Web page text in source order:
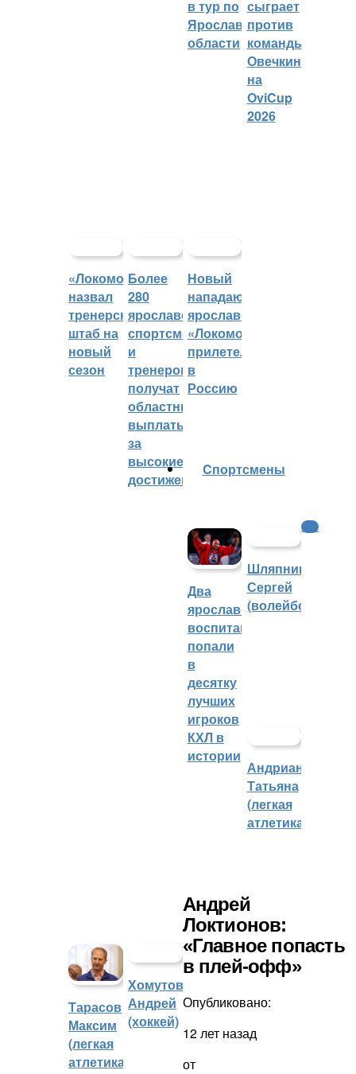
в тур по
Ярославской
области
сыграет
против
команды
Овечкина
на
OviCup
2026
«Локомотив»
назвал
тренерский
штаб на
новый
сезон
Более
280
ярославских
спортсменов
и
тренеров
получат
областные
выплаты
за
высокие
достижения
Новый
нападающий
ярославского
«Локомотива»
прилетел
в
Россию
Cпортсмены
Два
ярославских
воспитанника
попали
в
десятку
лучших
игроков
КХЛ в
истории
Шляпников
Сергей
(волейбол)
Андрианова
Татьяна
(легкая
атлетика)
Тарасов
Максим
(легкая
атлетика)
Хомутов
Андрей
(хоккей)
КХЛ
Андрей
Локтионов:
«Главное попасть
в плей-офф»
Опубликовано:
12 лет назад
от